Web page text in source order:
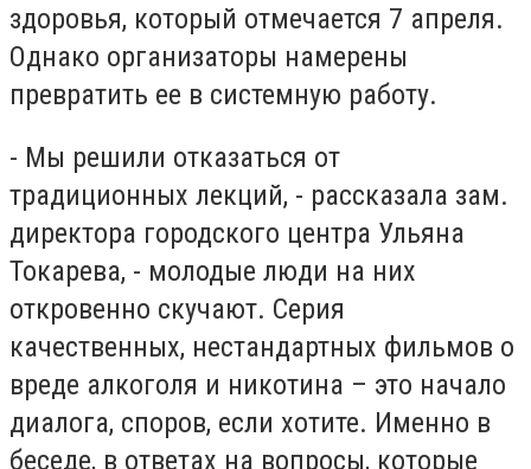
здоровья, который отмечается 7 апреля.
Однако организаторы намерены
превратить ее в системную работу.
- Мы решили отказаться от
традиционных лекций, - рассказала зам.
директора городского центра Ульяна
Токарева, - молодые люди на них
откровенно скучают. Серия
качественных, нестандартных фильмов о
вреде алкоголя и никотина – это начало
диалога, споров, если хотите. Именно в
беседе, в ответах на вопросы, которые